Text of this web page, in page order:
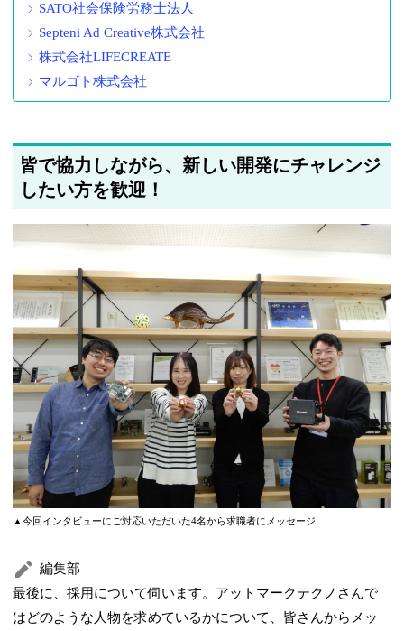
SATO社会保険労務士法人
Septeni Ad Creative株式会社
株式会社LIFECREATE
マルゴト株式会社
皆で協力しながら、新しい開発にチャレンジ
したい方を歓迎！
▲今回インタビューにご対応いただいた4名から求職者にメッセージ
編集部
最後に、採用について伺います。アットマークテクノさんで
はどのような人物を求めているかについて、皆さんからメッ